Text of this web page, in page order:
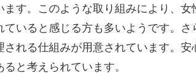
ます。このような取り組みにより、
ていると感じる方も多いようです。
される仕組みが用意されています。
と考えられています。